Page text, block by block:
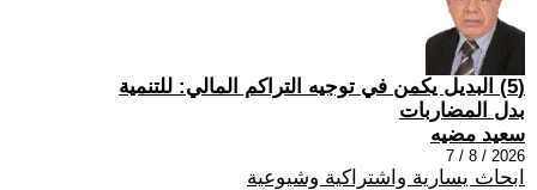
(5) البديل يكمن في توجيه التراكم المالي: للتنمية
بدل المضاربات
سعيد مضيه
2026 / 8 / 7
ابحاث يسارية واشتراكية وشيوعية